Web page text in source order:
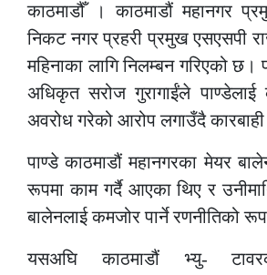
काठमाडौँ । काठमाडौं महानगर
निकट नगर प्रहरी प्रमुख एसएसपी
महिनाका लागि निलम्बन गरिएको
अधिकृत सरोज गुरागाईंले पाण्डेलाई
अवरोध गरेको आरोप लगाउँदै
पाण्डे काठमाडौं महानगरका मेयर
रूपमा काम गर्दै आएका थिए र
बालेनलाई कमजोर पार्ने रणनीतिको
यसअघि काठमाडौं भ्यु-